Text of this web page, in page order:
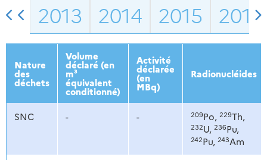
2013 2014 2015 2016
Nature
des
déchets
Volume
déclaré (en
m³
équivalent
conditionné)
Activité
déclarée
(en
MBq)
Radionucléides
SNC - - 209Po, 229Th,
232U, 236Pu,
242Pu, 243Am